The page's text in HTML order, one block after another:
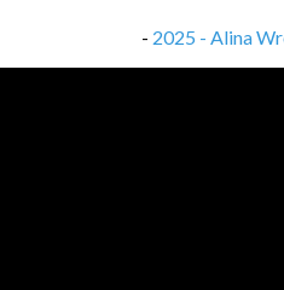
- 2025 - Alina